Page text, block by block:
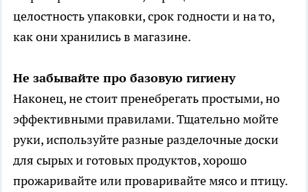
целостность упаковки, срок годности и на то,
как они хранились в магазине.
Не забывайте про базовую гигиену
Наконец, не стоит пренебрегать простыми, но
эффективными правилами. Тщательно мойте
руки, используйте разные разделочные доски
для сырых и готовых продуктов, хорошо
прожаривайте или проваривайте мясо и птицу.